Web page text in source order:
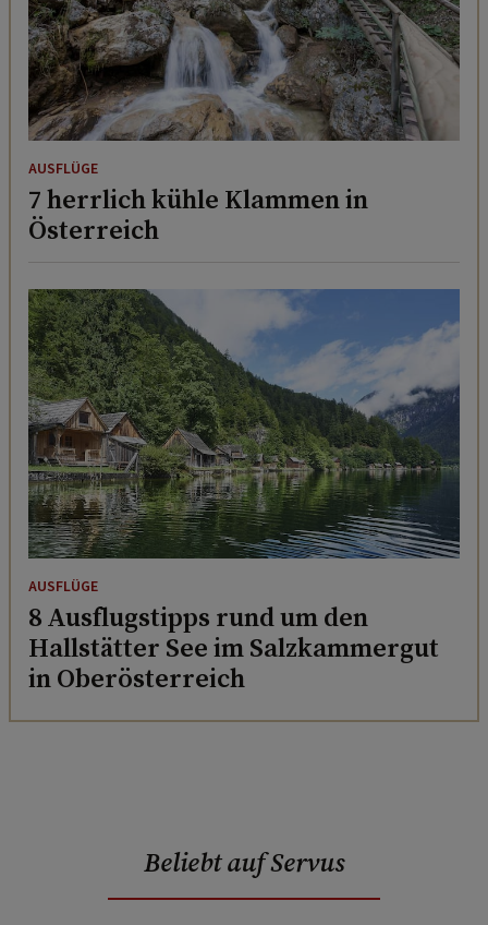
AUSFLÜGE
7 herrlich kühle Klammen in
Österreich
AUSFLÜGE
8 Ausflugstipps rund um den
Hallstätter See im Salzkammergut
in Oberösterreich
Beliebt auf Servus